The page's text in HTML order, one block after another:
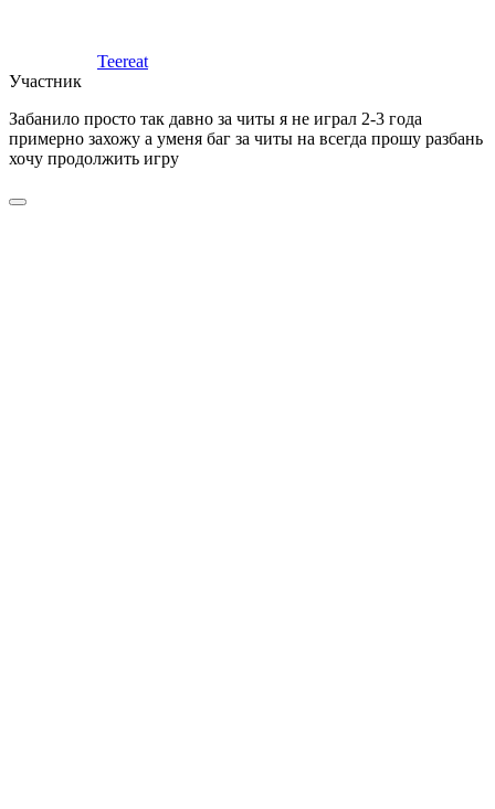
Teereat
Участник
Забанило просто так давно за читы я не играл 2-3 года
примерно захожу а уменя баг за читы на всегда прошу разбань
хочу продолжить игру